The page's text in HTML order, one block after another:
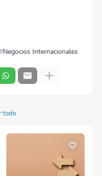
Negocios Internacionales
todo